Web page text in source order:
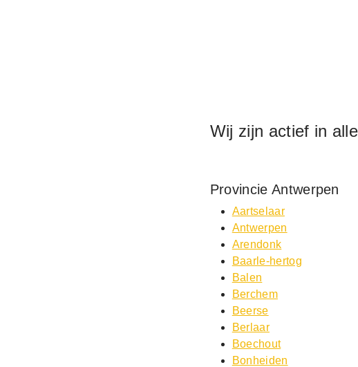
Wij zijn actief in
Provincie Antwerpen
Aartselaar
Antwerpen
Arendonk
Baarle-hertog
Balen
Berchem
Beerse
Berlaar
Boechout
Bonheiden